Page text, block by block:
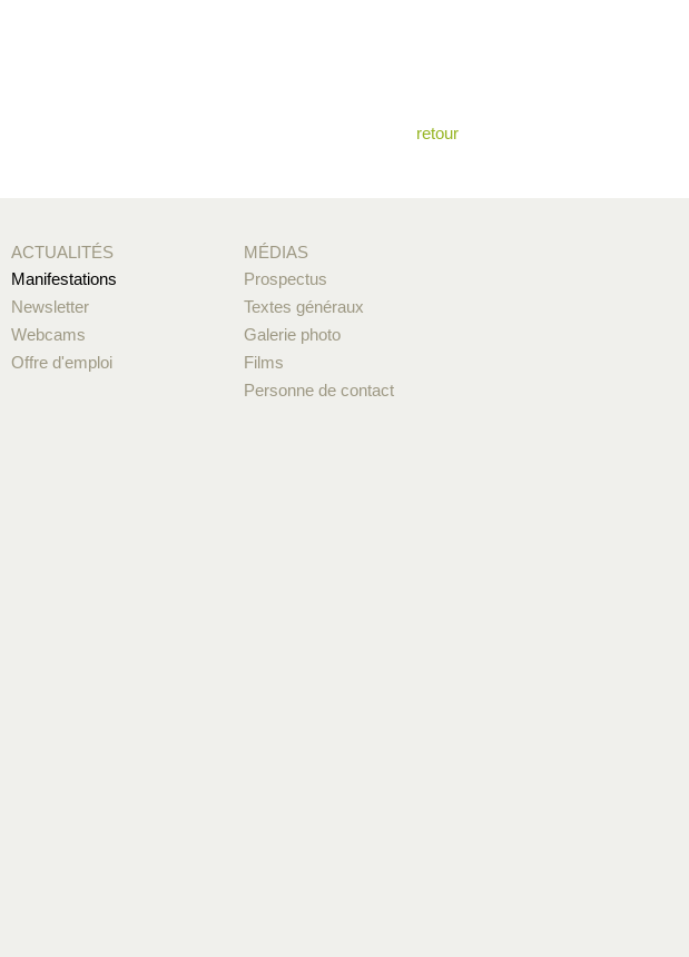
retour
ACTUALITÉS
Manifestations
Newsletter
Webcams
Offre d'emploi
MÉDIAS
Prospectus
Textes généraux
Galerie photo
Films
Personne de contact